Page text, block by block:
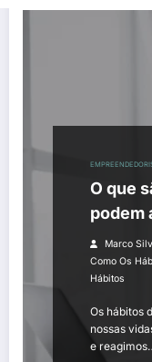
O que
podem
Marco
Como Os
Hábitos
Os hábitos
nossas
e